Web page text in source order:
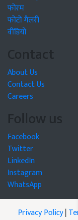
फोरम
फोटो गैलरी
वीडियो
Contact
About Us
Contact Us
Careers
Follow us
Facebook
Twitter
LinkedIn
Instagram
WhatsApp
Privacy Policy|